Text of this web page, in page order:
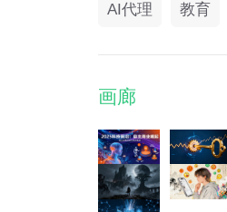
AI代理 教育
画廊